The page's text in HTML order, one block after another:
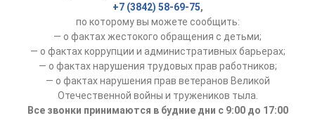
+7 (3842) 58-69-75,
по которому вы можете сообщить:
— о фактах жестокого обращения с детьми;
— о фактах коррупции и административных барьерах;
— о фактах нарушения трудовых прав работников;
— о фактах нарушения прав ветеранов Великой
Отечественной войны и тружеников тыла.
Все звонки принимаются в будние дни с 9:00 до 17:00